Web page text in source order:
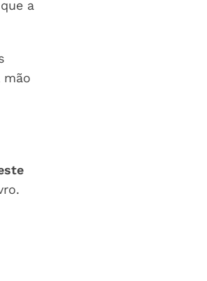
a
mão